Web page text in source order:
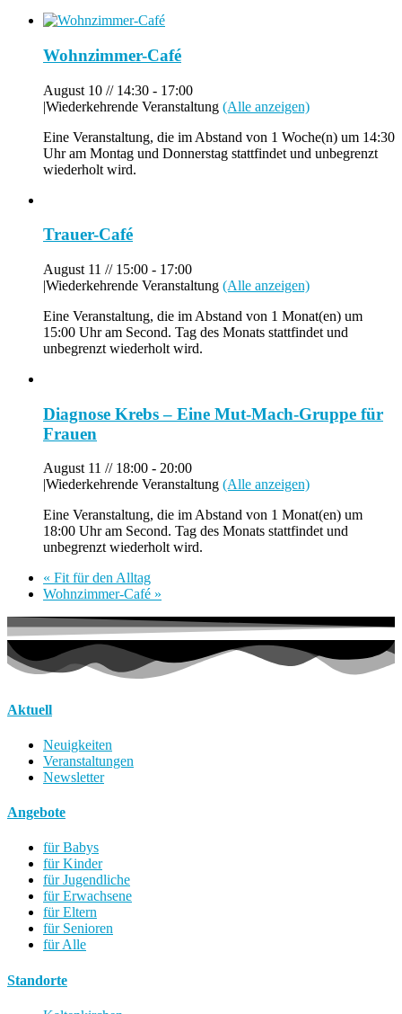
Wohnzimmer-Café
August 10 // 14:30 - 17:00
|Wiederkehrende Veranstaltung (Alle anzeigen)
Eine Veranstaltung, die im Abstand von 1 Woche(n) um 14:30
Uhr am Montag und Donnerstag stattfindet und unbegrenzt
wiederholt wird.
Trauer-Café
August 11 // 15:00 - 17:00
|Wiederkehrende Veranstaltung (Alle anzeigen)
Eine Veranstaltung, die im Abstand von 1 Monat(en) um
15:00 Uhr am Second. Tag des Monats stattfindet und
unbegrenzt wiederholt wird.
Diagnose Krebs – Eine Mut-Mach-Gruppe für
Frauen
August 11 // 18:00 - 20:00
|Wiederkehrende Veranstaltung (Alle anzeigen)
Eine Veranstaltung, die im Abstand von 1 Monat(en) um
18:00 Uhr am Second. Tag des Monats stattfindet und
unbegrenzt wiederholt wird.
« Fit für den Alltag
Wohnzimmer-Café »
Aktuell
Neuigkeiten
Veranstaltungen
Newsletter
Angebote
für Babys
für Kinder
für Jugendliche
für Erwachsene
für Eltern
für Senioren
für Alle
Standorte